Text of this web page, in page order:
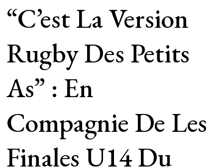
“C’est La Version
Rugby Des Petits
As” : En
Compagnie De Les
Finales U14 Du